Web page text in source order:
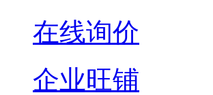
在线询价
企业旺铺